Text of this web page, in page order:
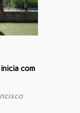
com